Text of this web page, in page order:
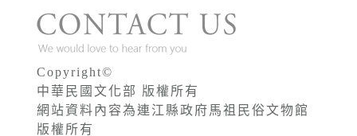
Copyright©
中華民國文化部 版權所有
網站資料內容為連江縣政府馬祖民俗文物館
版權所有